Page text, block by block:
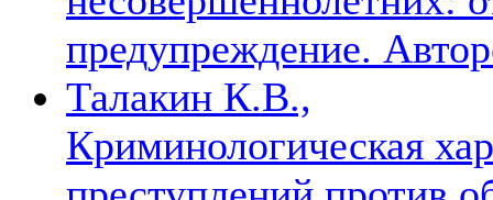
предупреждение.
Талакин К.В.,
Криминологическая